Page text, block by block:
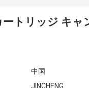
トリッジ キャ
中国
JINCHENG